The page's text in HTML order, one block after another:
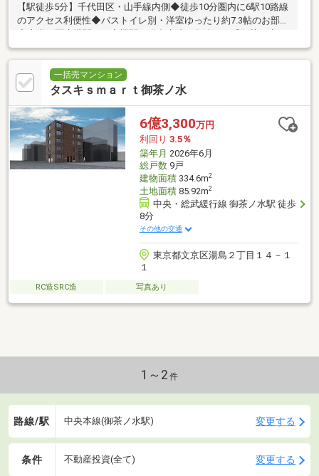
【駅徒歩5分】千代田区・山手線内側◆徒歩10分圏内に6駅10路線
のアクセス利便性◆バストイレ別・洋室ゆったり約7.3帖のお部屋
◆大学・医療機関・研究機関・総合病院が集積する「御茶ノ水」
一括売マンション
タスキｓｍａｒｔ御茶ノ水
6億3,300万円
利回り 3.5％
築年月 2026年6月
総戸数9戸
建物面積334.6m2
土地面積85.92m2
中央・総武緩行線 御茶ノ水駅 徒歩
8分
その他の交通
東京都文京区湯島２丁目１４－１
１
RC造SRC造 写真あり
1～2 件
路線/駅 中央本線(御茶ノ水駅) 変更する
条件 不動産投資(全て) 変更する